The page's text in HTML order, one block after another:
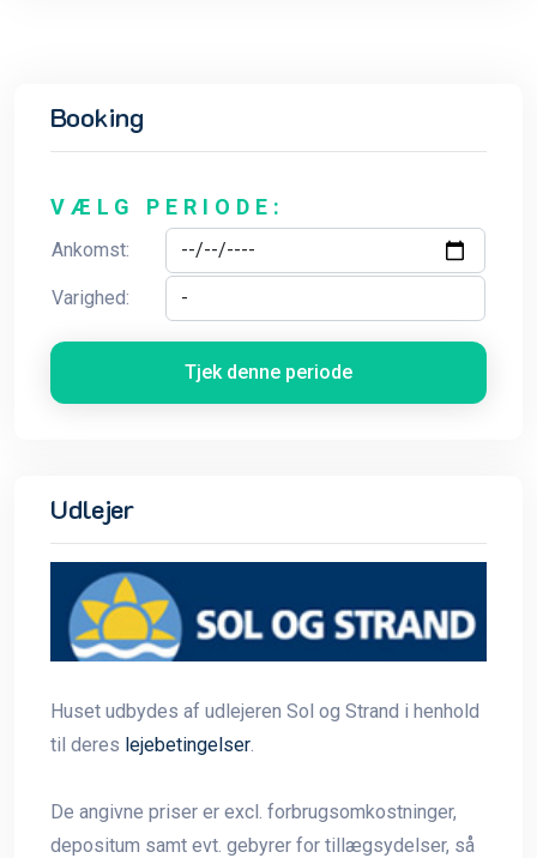
Booking
VÆLG PERIODE:
Ankomst:
Varighed:
Tjek denne periode
Udlejer
Huset udbydes af udlejeren Sol og Strand i henhold
til deres lejebetingelser
De angivne priser er excl. forbrugsomkostninger,
depositum samt evt. gebyrer for tillægsydelser, så